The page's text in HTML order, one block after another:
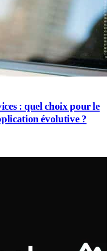
: quel choix pour le
évolutive ?